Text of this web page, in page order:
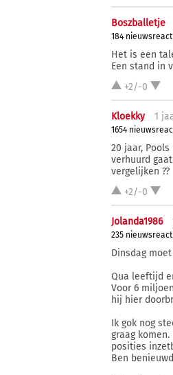
Boszballetje
184
Het is een
Een stand in
+2/-0
Kloekky 1 j
1654
20 jaar,
verhuurd
vergelijken ??
+2/-0
Jolanda1986
235
Dinsdag
Qua leeftijd
Voor 6
hij hier
Ik gok nog
graag
posities
Ben